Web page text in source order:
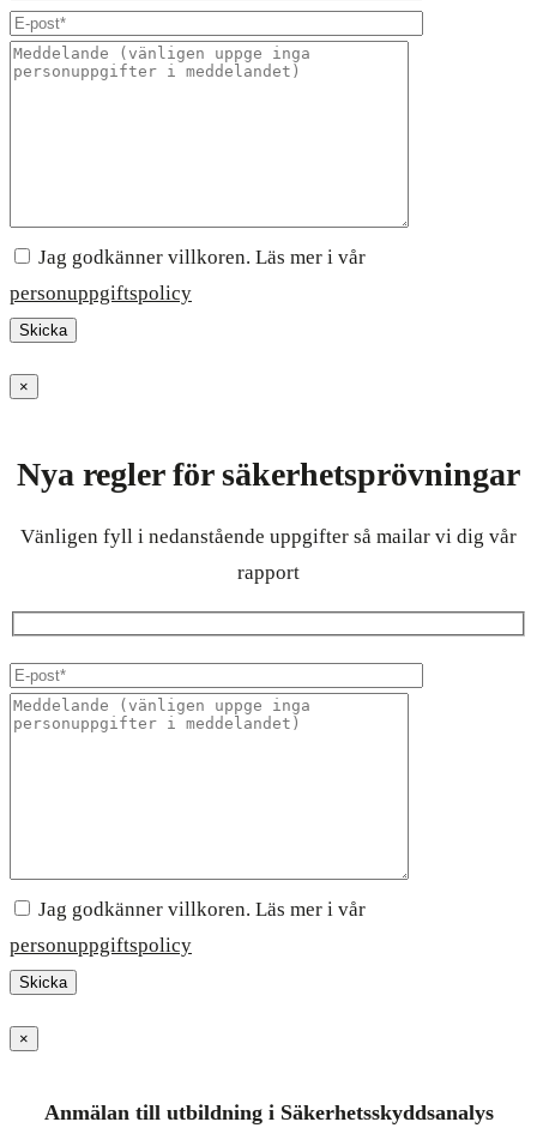
Jag godkänner villkoren. Läs mer i vår
personuppgiftspolicy
×
Nya regler för säkerhetsprövningar
Vänligen fyll i nedanstående uppgifter så mailar vi dig vår
rapport
Jag godkänner villkoren. Läs mer i vår
personuppgiftspolicy
×
Anmälan till utbildning i Säkerhetsskyddsanalys